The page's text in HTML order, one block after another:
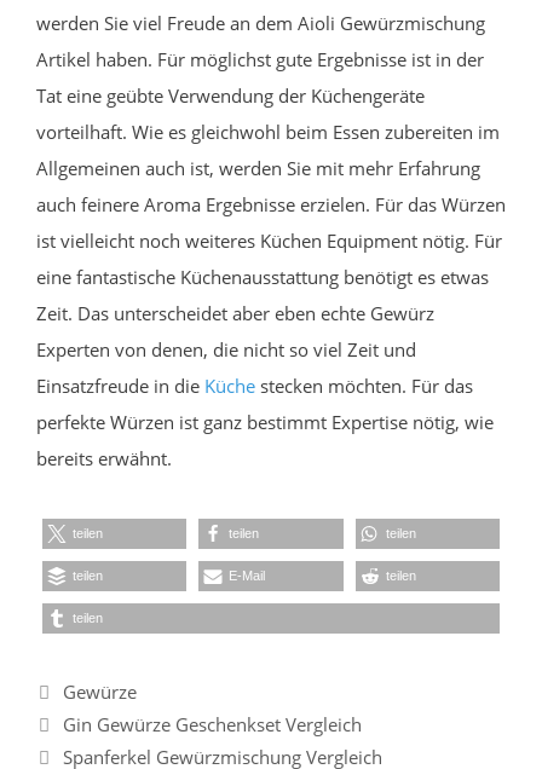
werden Sie viel Freude an dem Aioli Gewürzmischung
Artikel haben. Für möglichst gute Ergebnisse ist in der
Tat eine geübte Verwendung der Küchengeräte
vorteilhaft. Wie es gleichwohl beim Essen zubereiten im
Allgemeinen auch ist, werden Sie mit mehr Erfahrung
auch feinere Aroma Ergebnisse erzielen. Für das Würzen
ist vielleicht noch weiteres Küchen Equipment nötig. Für
eine fantastische Küchenausstattung benötigt es etwas
Zeit. Das unterscheidet aber eben echte Gewürz
Experten von denen, die nicht so viel Zeit und
Einsatzfreude in die Küche stecken möchten. Für das
perfekte Würzen ist ganz bestimmt Expertise nötig, wie
bereits erwähnt.
teilen teilen teilen
teilen E-Mail teilen
teilen
Kategorien
Gewürze
Gin Gewürze Geschenkset Vergleich
Spanferkel Gewürzmischung Vergleich